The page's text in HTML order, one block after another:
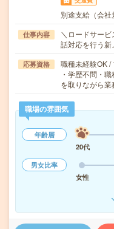
別途支給（会社
仕事内容
＼ロードサー
話対応を行う
応募資格
職種未経験OK /
・学歴不問・
を取りながら
職場の雰囲気
年齢層
20代
男女比率
女性